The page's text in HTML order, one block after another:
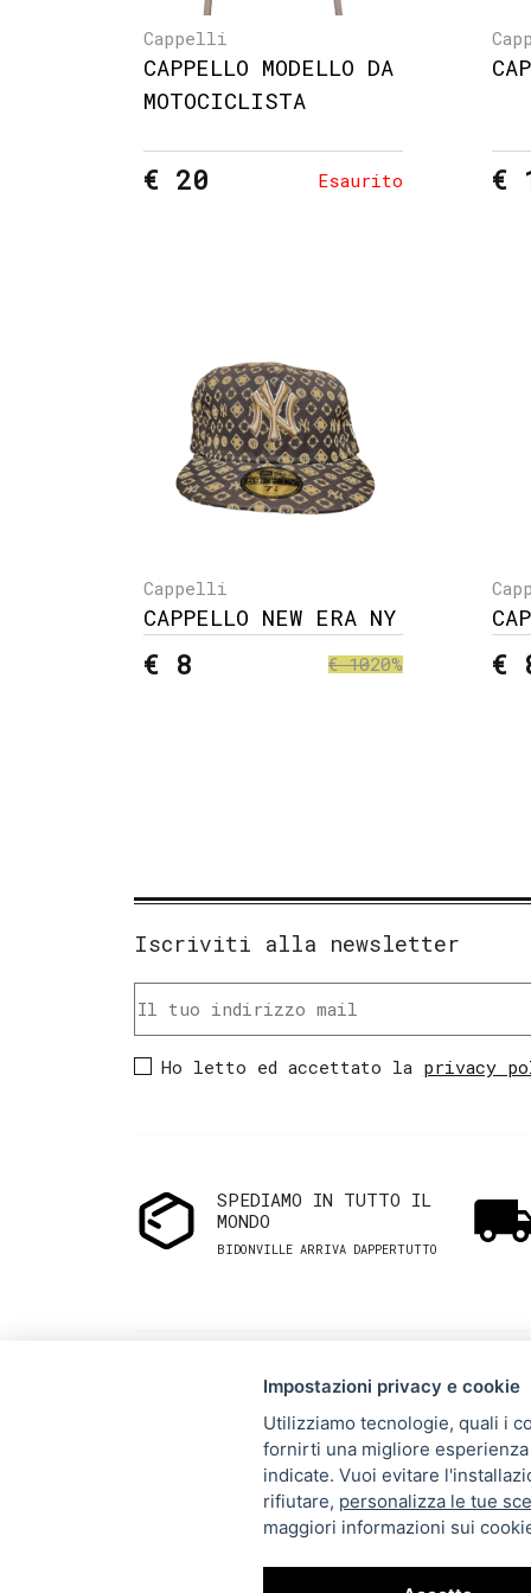
Cappelli
CAPPELLO MODELLO DA
MOTOCICLISTA
€ 20 Esaurito €
Cappelli
CAPPELLO NEW ERA NY
€ 8 € 1020% €
Iscriviti alla newsletter
Ho letto ed accettato la privacy
SPEDIAMO IN TUTTO IL
MONDO
BIDONVILLE ARRIVA DAPPERTUTTO
Via Melo 224/a, Bari, Italy,
+39 080 990 5699
P.IVA: 05921860721
Impostazioni privacy e cookie
Utilizziamo tecnologie, quali i
fornirti una migliore
indicate. Vuoi evitare
rifiutare, personalizza le tue
maggiori informazioni sui